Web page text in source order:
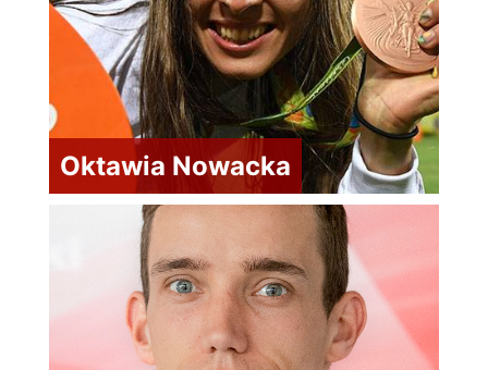
Oktawia Nowacka